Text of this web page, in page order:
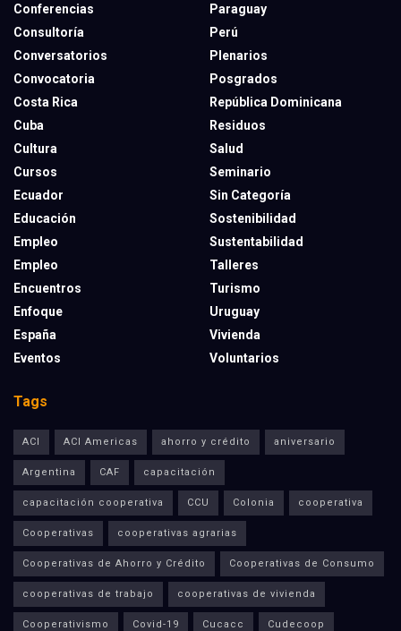
Conferencias
Consultoría
Conversatorios
Convocatoria
Costa Rica
Cuba
Cultura
Cursos
Ecuador
Educación
Empleo
Empleo
Encuentros
Enfoque
España
Eventos
Paraguay
Perú
Plenarios
Posgrados
República Dominicana
Residuos
Salud
Seminario
Sin Categoría
Sostenibilidad
Sustentabilidad
Talleres
Turismo
Uruguay
Vivienda
Voluntarios
Tags
ACI ACI Americas ahorro y crédito aniversario
Argentina CAF capacitación
capacitación cooperativa CCU Colonia cooperativa
Cooperativas cooperativas agrarias
Cooperativas de Ahorro y Crédito Cooperativas de Consumo
cooperativas de trabajo cooperativas de vivienda
Cooperativismo Covid-19 Cucacc Cudecoop